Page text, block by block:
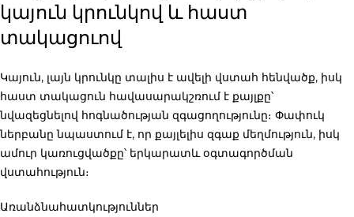
կայուն կրունկով և հաստ
տակացուով
Կայուն, լայն կրունկը տալիս է ավելի վստահ հենվածք, իսկ
հաստ տակացուն հավասարակշռում է քայլքը՝
նվազեցնելով հոգնածության զգացողությունը։ Փափուկ
ներբանը նպաստում է, որ քայլելիս զգաք մեղմություն, իսկ
ամուր կառուցվածքը՝ երկարատև օգտագործման
վստահություն։
Առանձնահատկություններ